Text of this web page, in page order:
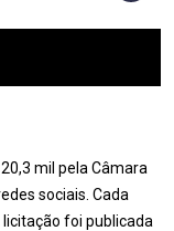
mil pela Câmara
sociais. Cada
foi publicada